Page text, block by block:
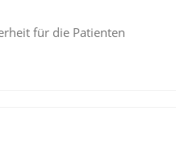
für die Patienten